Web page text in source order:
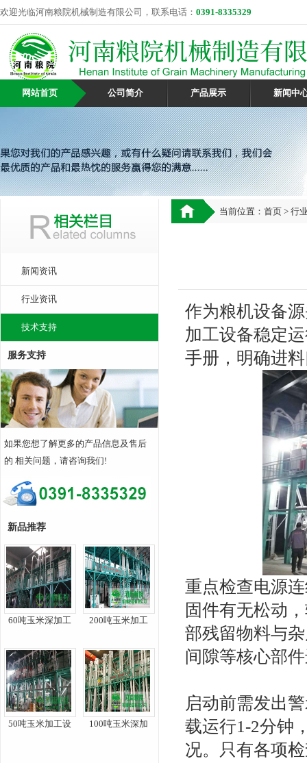
欢迎光临河南粮院机械制造有限公司，联系电话： 0391-8335329
网站首页 公司简介 产品展示 新闻中
新闻资讯
行业资讯
技术支持
服务支持
如果您想了解更多的产品信息及售后
的 相关问题，请咨询我们!
新品推荐
60吨玉米深加工 200吨玉米加工
50吨玉米加工设 100吨玉米深加
当前位置： 首页 > 行
作为粮机设备
加工设备稳定
手册，明确进
重点检查电源
固件有无松动
部残留物料与
间隙等核心部
启动前需发出
载运行1-2分钟
况。只有各项